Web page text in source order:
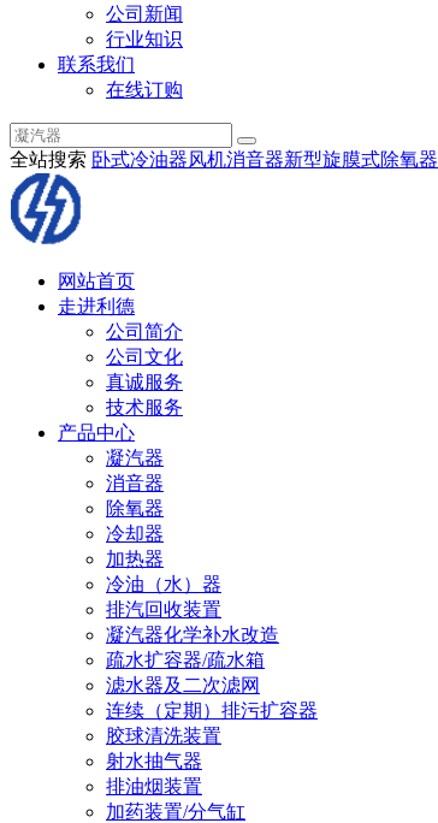
公司新闻
行业知识
联系我们
在线订购
全站搜索 卧式冷油器风机消音器新型旋膜式除氧器
网站首页
走进利德
公司简介
公司文化
真诚服务
技术服务
产品中心
凝汽器
消音器
除氧器
冷却器
加热器
冷油（水）器
排汽回收装置
凝汽器化学补水改造
疏水扩容器/疏水箱
滤水器及二次滤网
连续（定期）排污扩容器
胶球清洗装置
射水抽气器
排油烟装置
加药装置/分气缸